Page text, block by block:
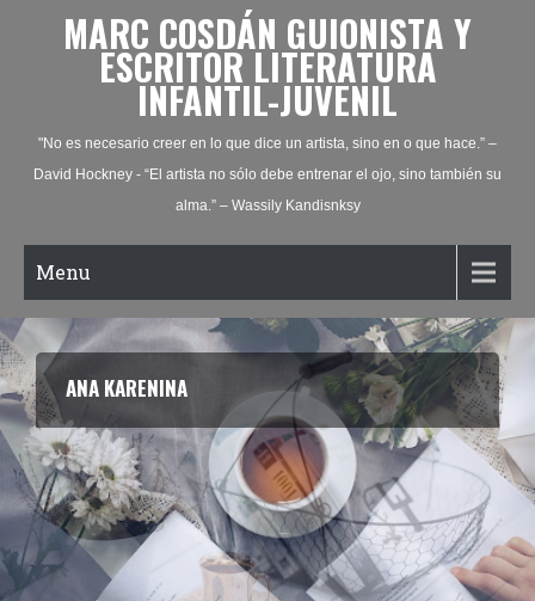
MARC COSDÁN GUIONISTA Y
ESCRITOR LITERATURA
INFANTIL-JUVENIL
"No es necesario creer en lo que dice un artista, sino en o que hace.” –
David Hockney - “El artista no sólo debe entrenar el ojo, sino también su
alma.” – Wassily Kandisnksy
Menu
EL CASO DE BENJAMIN BUTTON